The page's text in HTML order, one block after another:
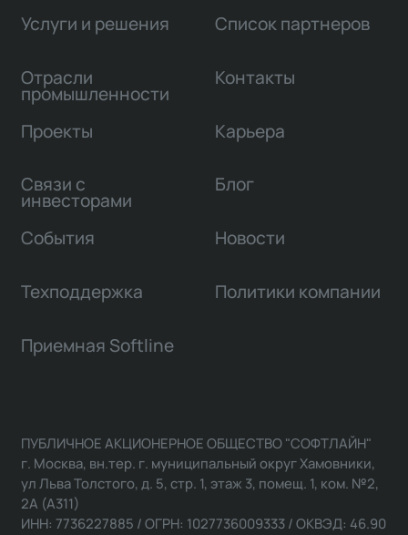
Услуги и решения
Отрасли
промышленности
Проекты
Связи с
инвесторами
Список партнеров
Контакты
Карьера
Блог
События Новости
Техподдержка Политики компании
Приемная Softline
ПУБЛИЧНОЕ АКЦИОНЕРНОЕ ОБЩЕСТВО "СОФТЛАЙН"
г. Москва, вн.тер. г. муниципальный округ Хамовники,
ул Льва Толстого, д. 5, стр. 1, этаж 3, помещ. 1, ком. №2,
2А (А311)
ИНН: 7736227885 / ОГРН: 1027736009333 / ОКВЭД: 46.90